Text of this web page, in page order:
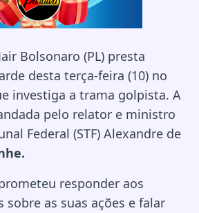
Bolsonaro (PL) presta
desta terça-feira (10) no
investiga a trama golpista. A
pelo relator e ministro
Federal (STF) Alexandre de
responder aos
as suas ações e falar